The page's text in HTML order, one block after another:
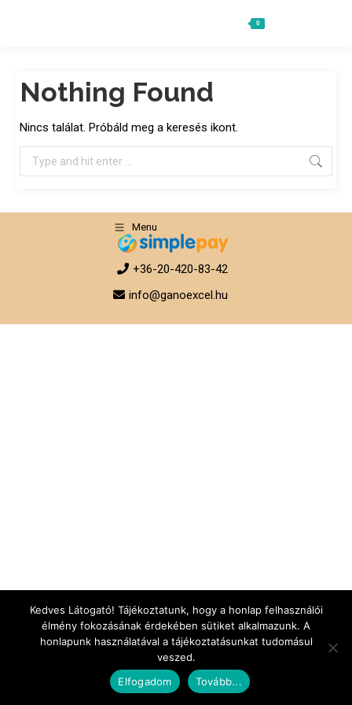
0
Nothing Found
Nincs találat. Próbáld meg a keresés ikont.
Search:
Menu
+36-20-420-83-42
info@ganoexcel.hu
Kedves Látogató! Tájékoztatunk, hogy a honlap felhasználói
élmény fokozásának érdekében sütiket alkalmazunk. A
honlapunk használatával a tájékoztatásunkat tudomásul
veszed.
Elfogadom
Tovább...